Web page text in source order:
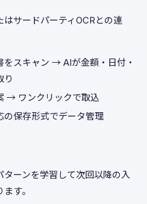
サードパーティOCRとの連
をスキャン → AIが金額・日付・
り
→ ワンクリックで取込
の保存形式でデータ管理
ーンを学習して次回以降の入
す。